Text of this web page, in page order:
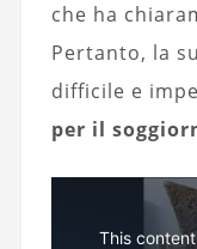
che ha
Pertanto, la
difficile e
per il
This